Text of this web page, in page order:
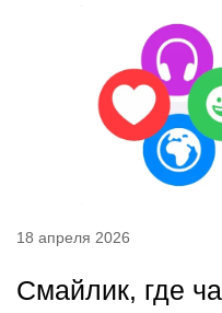
18 апреля 2026
Cмайлик, где